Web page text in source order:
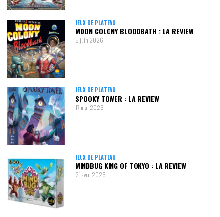
JEUX DE PLATEAU
MOON COLONY BLOODBATH : LA REVIEW
5 juin 2026
JEUX DE PLATEAU
SPOOKY TOWER : LA REVIEW
17 mai 2026
JEUX DE PLATEAU
MINDBUG KING OF TOKYO : LA REVIEW
21 avril 2026